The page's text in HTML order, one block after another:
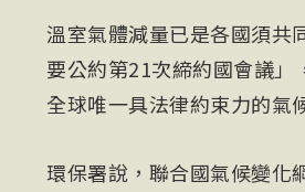
溫室氣體減量已是各國須共
要公約第21次締約國會議
全球唯一具法律約束力的氣
環保署說，聯合國氣候變化